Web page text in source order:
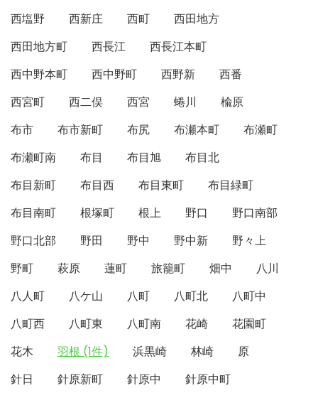
西塩野
西新庄 西町
西田地方
西田地方町
西長江
西長江本町
西中野本町
西中野町 西野新
西番
西宮町
西二俣 西宮 蜷川
楡原
布市
布市新町 布尻 布瀬本町
布瀬町
布瀬町南
布目 布目旭
布目北
布目新町
布目西 布目東町
布目緑町
布目南町
根塚町 根上 野口
野口南部
野口北部
野田 野中 野中新
野々上
野町
萩原 蓮町 旅籠町 畑中
八川
八人町
八ケ山 八町 八町北
八町中
八町西
八町東 八町南 花崎
花園町
花木
羽根 (1件) 浜黒崎 林崎
原
針日
針原新町 針原中 針原中町